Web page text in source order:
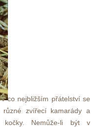
co nejbližším přátelství se
zvířecí kamarády a
Nemůže-li být v